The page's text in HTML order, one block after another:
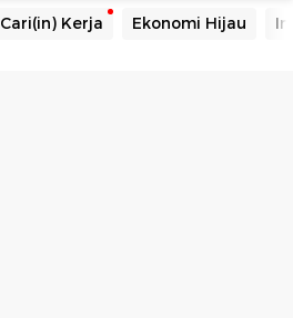
Cari(in) Kerja Ekonomi Hijau